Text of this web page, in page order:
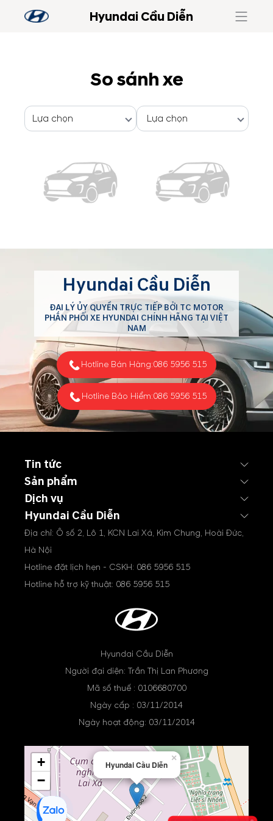
Hyundai Cầu Diễn
So sánh xe
Lựa chọn Lựa chọn
Hyundai Cầu Diễn
ĐẠI LÝ ỦY QUYỀN TRỰC TIẾP BỞI TC MOTOR
PHÂN PHỐI XE HYUNDAI CHÍNH HÃNG TẠI VIỆT
NAM
Hotline Bán Hàng:086 5956 515
Hotline Bảo Hiểm:086 5956 515
Tin tức
Sản phẩm
Dịch vụ
Hyundai Cầu Diễn
Địa chỉ: Ô số 2, Lô 1, KCN Lai Xá, Kim Chung, Hoài Đức,
Hà Nội
Hotline đặt lịch hẹn - CSKH: 086 5956 515
Hotline hỗ trợ kỹ thuật: 086 5956 515
Hyundai Cầu Diễn
Người đại diện: Trần Thị Lan Phương
Mã số thuế : 0106680700
Ngày cấp : 03/11/2014
Ngày hoạt động: 03/11/2014
Hyundai Cầu Diễn
×
+
−